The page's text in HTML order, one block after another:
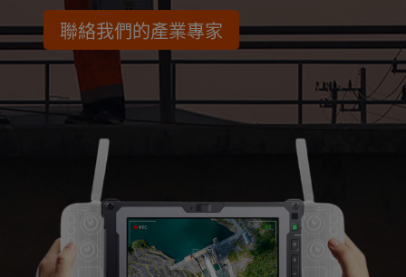
聯絡我們的產業專家